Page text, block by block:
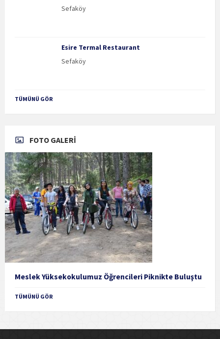
Sefaköy
Esire Termal Restaurant
Sefaköy
TÜMÜNÜ GÖR
FOTO GALERİ
Meslek Yüksekokulumuz Öğrencileri Piknikte Buluştu
TÜMÜNÜ GÖR